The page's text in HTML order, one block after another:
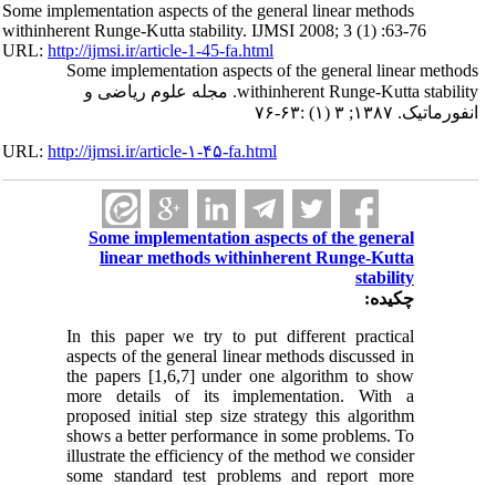
Some implementation aspects of the general linear methods
withinherent Runge-Kutta stability. IJMSI 2008; 3 (1) :63-76
URL:http://ijmsi.ir/article-1-45-fa.html
Some implementation aspects of the general linear methods
withinherent Runge-Kutta stability. مجله علوم ریاضی و
انفورماتیک. ۱۳۸۷; ۳ (۱) :۶۳-۷۶
URL:http://ijmsi.ir/article-۱-۴۵-fa.html
Some implementation aspects of the general
linear methods withinherent Runge-Kutta
stability
چکیده:
In this paper we try to put different practical
aspects of the general linear methods discussed in
the papers [1,6,7] under one algorithm to show
more details of its implementation. With a
proposed initial step size strategy this algorithm
shows a better performance in some problems. To
illustrate the efficiency of the method we consider
some standard test problems and report more